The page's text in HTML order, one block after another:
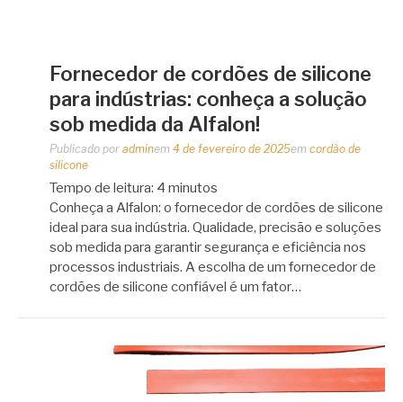
Fornecedor de cordões de silicone
para indústrias: conheça a solução
sob medida da Alfalon!
Publicado por adminem 4 de fevereiro de 2025em cordão de
silicone
Tempo de leitura: 4 minutos
Conheça a Alfalon: o fornecedor de cordões de silicone
ideal para sua indústria. Qualidade, precisão e soluções
sob medida para garantir segurança e eficiência nos
processos industriais. A escolha de um fornecedor de
cordões de silicone confiável é um fator…